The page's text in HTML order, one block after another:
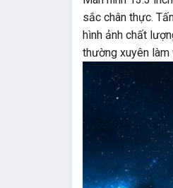
sắc chân thực.
hình ảnh chất
thường xuyên